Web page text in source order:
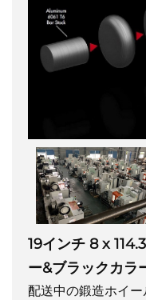
19インチ 8 x
ー&ブラックカラ
配送中の鍛造ホイ